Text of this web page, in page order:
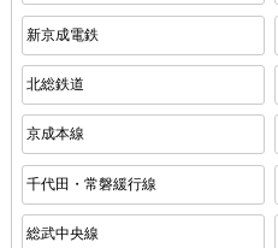
新京成電鉄
北総鉄道
京成本線
千代田・常磐緩行線
総武中央線